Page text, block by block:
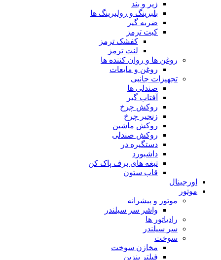
زیر و بند
بلبرینگ و رولبرینگ ها
ضربه گیر
کیت ترمز
کفشک ترمز
لنت ترمز
روغن ها و روان کننده ها
روغن و مایعات
تجهیزات جانبی
صندلی ها
آفتاب گیر
روکش چرخ
زنجیر چرخ
روکش ماشین
روکش صندلی
دستگیره در
داشبورد
تیغه های برف پاک کن
قاب ستون
اورجینال
موتور
موتور و پیشرانه
واشر سر سیلندر
رادیاتور ها
سر سیلندر
سوخت
مخازن سوخت
فیلتر بنزین